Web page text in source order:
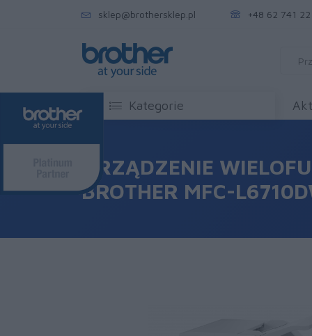
sklep@brothersklep.pl +48 62 741
Kategorie
URZĄDZENIE
BROTHER MFC-